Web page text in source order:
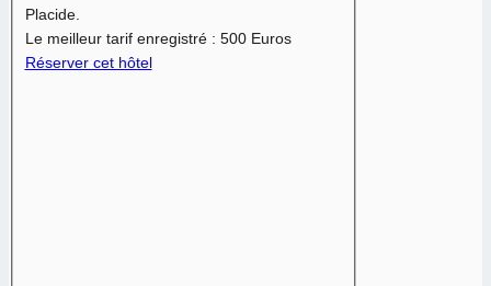
Placide.
Le meilleur tarif enregistré : 500 Euros
Réserver cet hôtel